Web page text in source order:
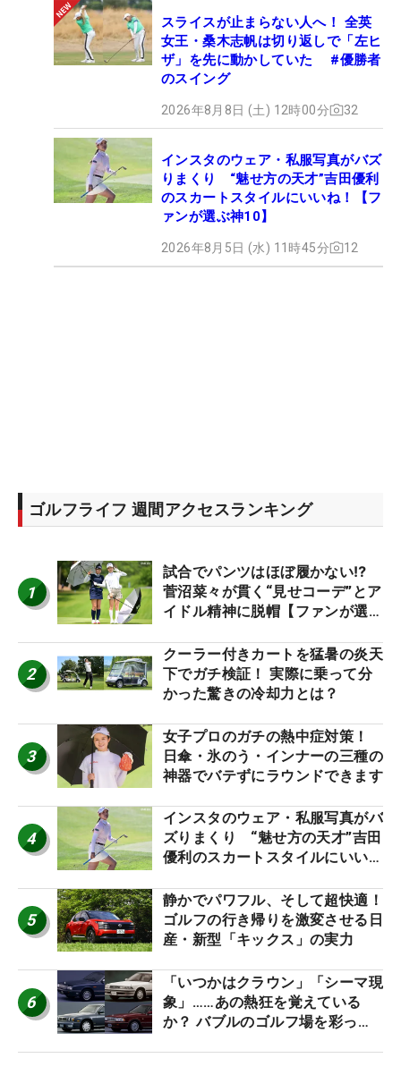
スライスが止まらない人へ！ 全英
女王・桑木志帆は切り返しで「左ヒ
ザ」を先に動かしていた #優勝者
のスイング
2026年8月8日 (土) 12時00分 32
インスタのウェア・私服写真がバズ
りまくり “魅せ方の天才”吉田優利
のスカートスタイルにいいね！【フ
ァンが選ぶ神10】
2026年8月5日 (水) 11時45分 12
ゴルフライフ 週間アクセスランキング
1
試合でパンツはほぼ履かない⁉
菅沼菜々が貫く“見せコーデ”とア
イドル精神に脱帽【ファンが選ぶ
2
クーラー付きカートを猛暑の炎天
下でガチ検証！ 実際に乗って分
かった驚きの冷却力とは？
3
女子プロのガチの熱中症対策！
日傘・氷のう・インナーの三種の
神器でバテずにラウンドできます
4
インスタのウェア・私服写真がバ
ズりまくり “魅せ方の天才”吉田
優利のスカートスタイルにいい
5
静かでパワフル、そして超快適！
ゴルフの行き帰りを激変させる日
産・新型「キックス」の実力
6
「いつかはクラウン」「シーマ現
象」……あの熱狂を覚えている
か？ バブルのゴルフ場を彩った